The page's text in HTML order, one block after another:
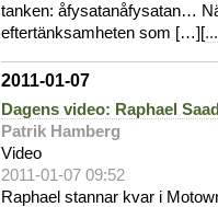
tanken: åfysatanåfysatan…
eftertänksamheten som […][...
2011-01-07
Dagens video: Raphael
Patrik Hamberg
Video
2011-01-07 09:52
Raphael stannar kvar i